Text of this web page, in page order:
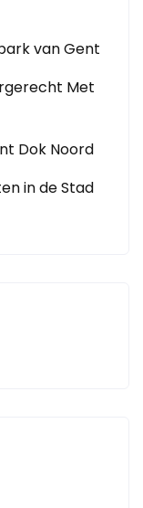
van Gent
Met
Dok Noord
in de Stad